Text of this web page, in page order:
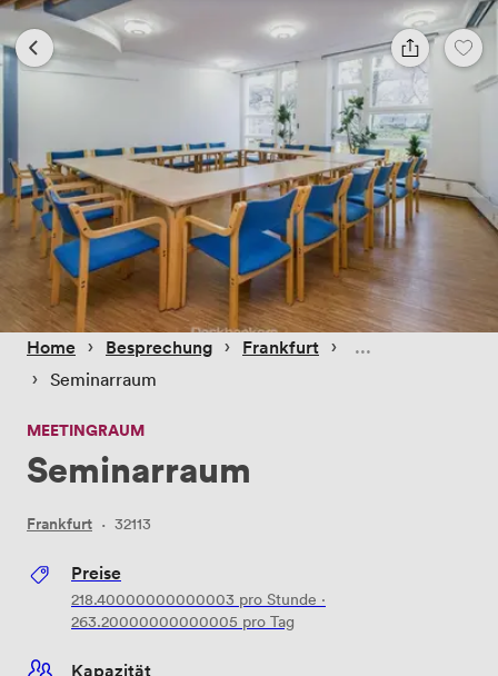
Home › Besprechung › Frankfurt ›
› Seminarraum
MEETINGRAUM
Seminarraum
Frankfurt · 32113
Preise
218.40000000000003 pro Stunde ·
263.20000000000005 pro Tag
Kapazität